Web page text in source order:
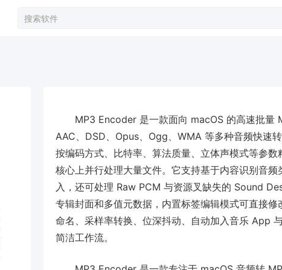
MP3 Encoder 是一款面向 macOS 的高速批量
AAC、DSD、Opus、Ogg、WMA 等多种音频快速
按编码方式、比特率、算法质量、立体声模式等参
核心上并行处理大量文件。它支持基于内容识别音
入，还可处理 Raw PCM 与资源叉缺失的 Sound
专辑封面和多值元数据，内置标签编辑模式可直接
命名、采样率转换、位深抖动、自动加入音乐 App
简洁工作流。